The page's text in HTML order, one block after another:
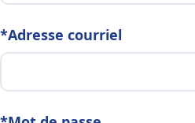
*Adresse courriel